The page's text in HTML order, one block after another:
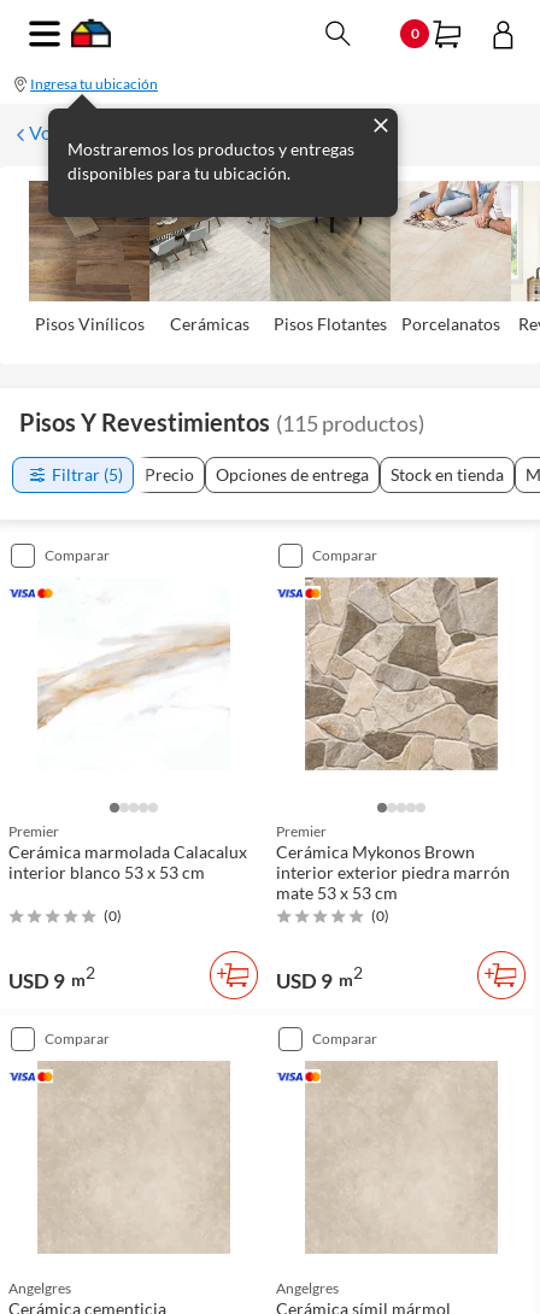
0
Ingresa tu ubicación
Mostraremos los productos y entregas
disponibles para tu ubicación.
Volver
Pisos Viní­licos Cerámicas Pisos Flotantes Porcelanatos
Pisos Y Revestimientos (115productos)
Filtrar (5) Precio Opciones de entrega Stock en tienda
comparar
Premier
Cerámica marmolada Calacalux
interior blanco 53 x 53 cm
(0)
USD 9 m2
comparar
Premier
Cerámica Mykonos Brown
interior exterior piedra marrón
mate 53 x 53 cm
(0)
USD 9 m2
comparar
Angelgres
Cerámica cementicia
comparar
Angelgres
Cerámica símil mármol